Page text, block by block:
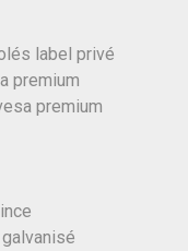
label privé
premium
premium